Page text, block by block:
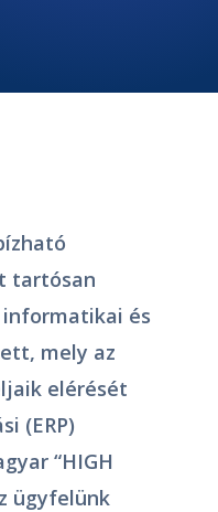
tartósan
és
mely az
elérését
(ERP)
“HIGH
ügyfelünk